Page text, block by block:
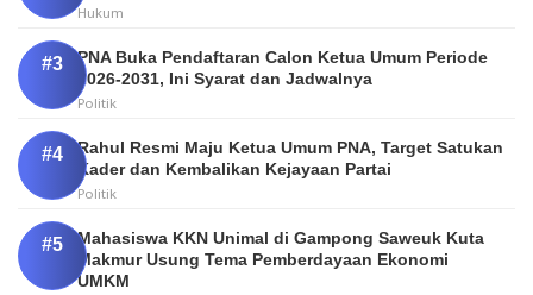
Hukum
PNA Buka Pendaftaran Calon Ketua Umum Periode
2026-2031, Ini Syarat dan Jadwalnya
Politik
Rahul Resmi Maju Ketua Umum PNA, Target Satukan
Kader dan Kembalikan Kejayaan Partai
Politik
Mahasiswa KKN Unimal di Gampong Saweuk Kuta
Makmur Usung Tema Pemberdayaan Ekonomi
UMKM